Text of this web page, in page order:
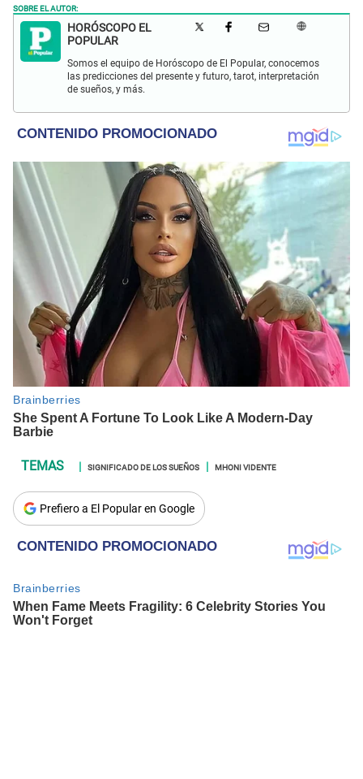
SOBRE EL AUTOR:
HORÓSCOPO EL
POPULAR
Somos el equipo de Horóscopo de El Popular, conocemos
las predicciones del presente y futuro, tarot, interpretación
de sueños, y más.
SIGNIFICADO DE LOS SUEÑOS MHONI VIDENTE
Prefiero a El Popular en Google